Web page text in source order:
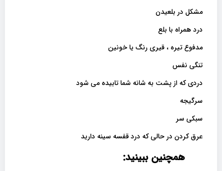
مشکل در بلعیدن
درد همراه با بلع
مدفوع تیره ، قیری رنگ یا خونین
تنگی نفس
دردی که از پشت به شانه شما تابیده می شود
سرگیجه
سبکی سر
عرق کردن در حالی که درد قفسه سینه دارید
همچنین ببینید: